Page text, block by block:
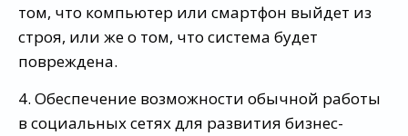
том, что компьютер или смартфон выйдет из
строя, или же о том, что система будет
повреждена.
4. Обеспечение возможности обычной работы
в социальных сетях для развития бизнес-